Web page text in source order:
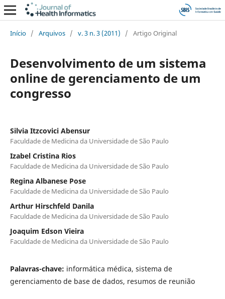
Início / Arquivos / v. 3 n. 3 (2011) / Artigo Original
Desenvolvimento de um sistema
online de gerenciamento de um
congresso
Silvia Itzcovici Abensur
Faculdade de Medicina da Universidade de São Paulo
Izabel Cristina Rios
Faculdade de Medicina da Universidade de São Paulo
Regina Albanese Pose
Faculdade de Medicina da Universidade de São Paulo
Arthur Hirschfeld Danila
Faculdade de Medicina da Universidade de São Paulo
Joaquim Edson Vieira
Faculdade de Medicina da Universidade de São Paulo
Palavras-chave: informática médica, sistema de
gerenciamento de base de dados, resumos de reunião